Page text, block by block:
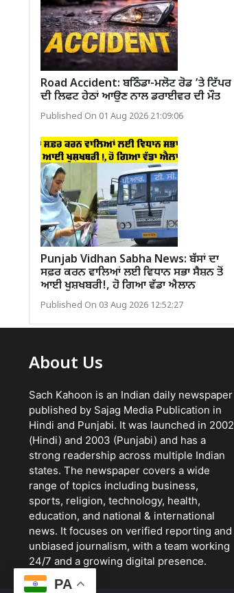
Road Accident: ਬਠਿੰਡਾ-ਮਲੋਟ ਰੋਡ ’ਤੇ ਟਿੱਪਰ
ਦੀ ਲਿਫਟ ਹੇਠਾਂ ਆਉਣ ਨਾਲ ਡਰਾਈਵਰ ਦੀ ਮੌਤ
Published On 01 Aug 2026 21:09:06
Punjab Vidhan Sabha News: ਬੱਸਾਂ ਦਾ
ਸਫ਼ਰ ਕਰਨ ਵਾਲਿਆਂ ਲਈ ਵਿਧਾਨ ਸਭਾ ਸੈਸ਼ਨ ਤੋਂ
ਆਈ ਖੁਸ਼ਖਬਰੀ!, ਹੋ ਗਿਆ ਵੱਡਾ ਐਲਾਨ
Published On 03 Aug 2026 12:52:27
About Us
Sach Kahoon is an Indian daily newspaper
published by Sajag Media Publication in
Hindi and Punjabi. It was launched in 2002
(Hindi) and 2003 (Punjabi) and has a
strong readership across multiple Indian
states. The newspaper covers a wide
range of topics including business,
sports, religion, technology, health,
education, and national & international
news. It focuses on verified reporting and
unbiased journalism, with a team working
24/7 and a growing digital presence.
PA